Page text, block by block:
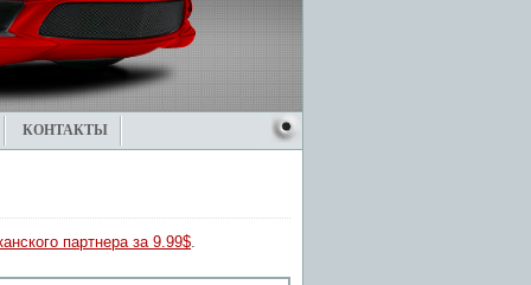
КОНТАКТЫ
партнера за 9.99$.